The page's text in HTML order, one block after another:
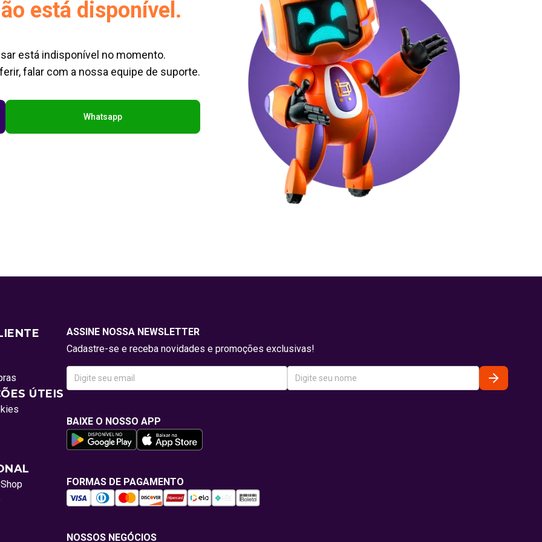
está disponível.
está indisponível no momento.
falar com a nossa equipe de suporte.
Whatsapp
ÚTEIS
ASSINE NOSSA NEWSLETTER
Cadastre-se e receba novidades e promoções exclusivas!
BAIXE O NOSSO APP
FORMAS DE PAGAMENTO
NOSSOS NEGÓCIOS